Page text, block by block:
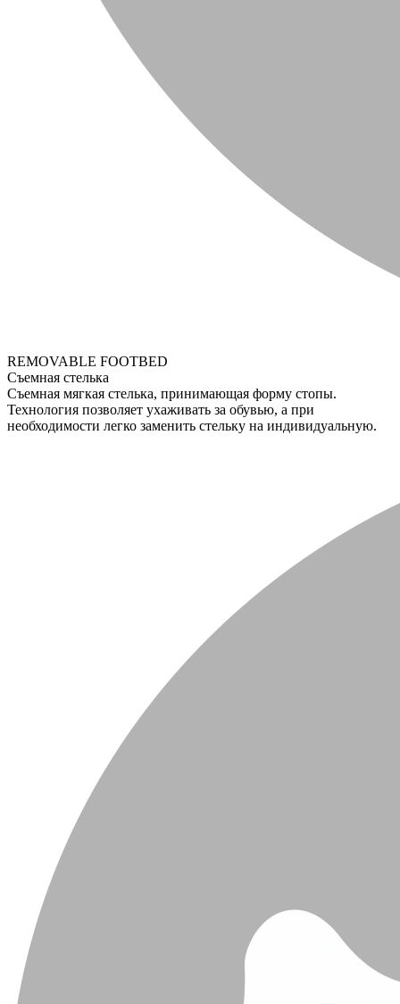
REMOVABLE FOOTBED
Съемная стелька
Съемная мягкая стелька, принимающая форму стопы.
Технология позволяет ухаживать за обувью, а при
необходимости легко заменить стельку на индивидуальную.